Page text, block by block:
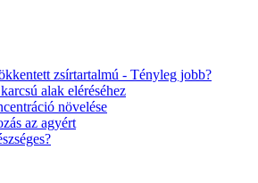
zsírtartalmú - Tényleg jobb?
alak eléréséhez
növelése
az agyért